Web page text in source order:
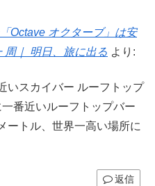
Octave オクターブ」は安
周｜ 明日、旅に出る より:
いスカイバー ルーフトップ
番近いルーフトップバー
ートル、世界一高い場所に
返信